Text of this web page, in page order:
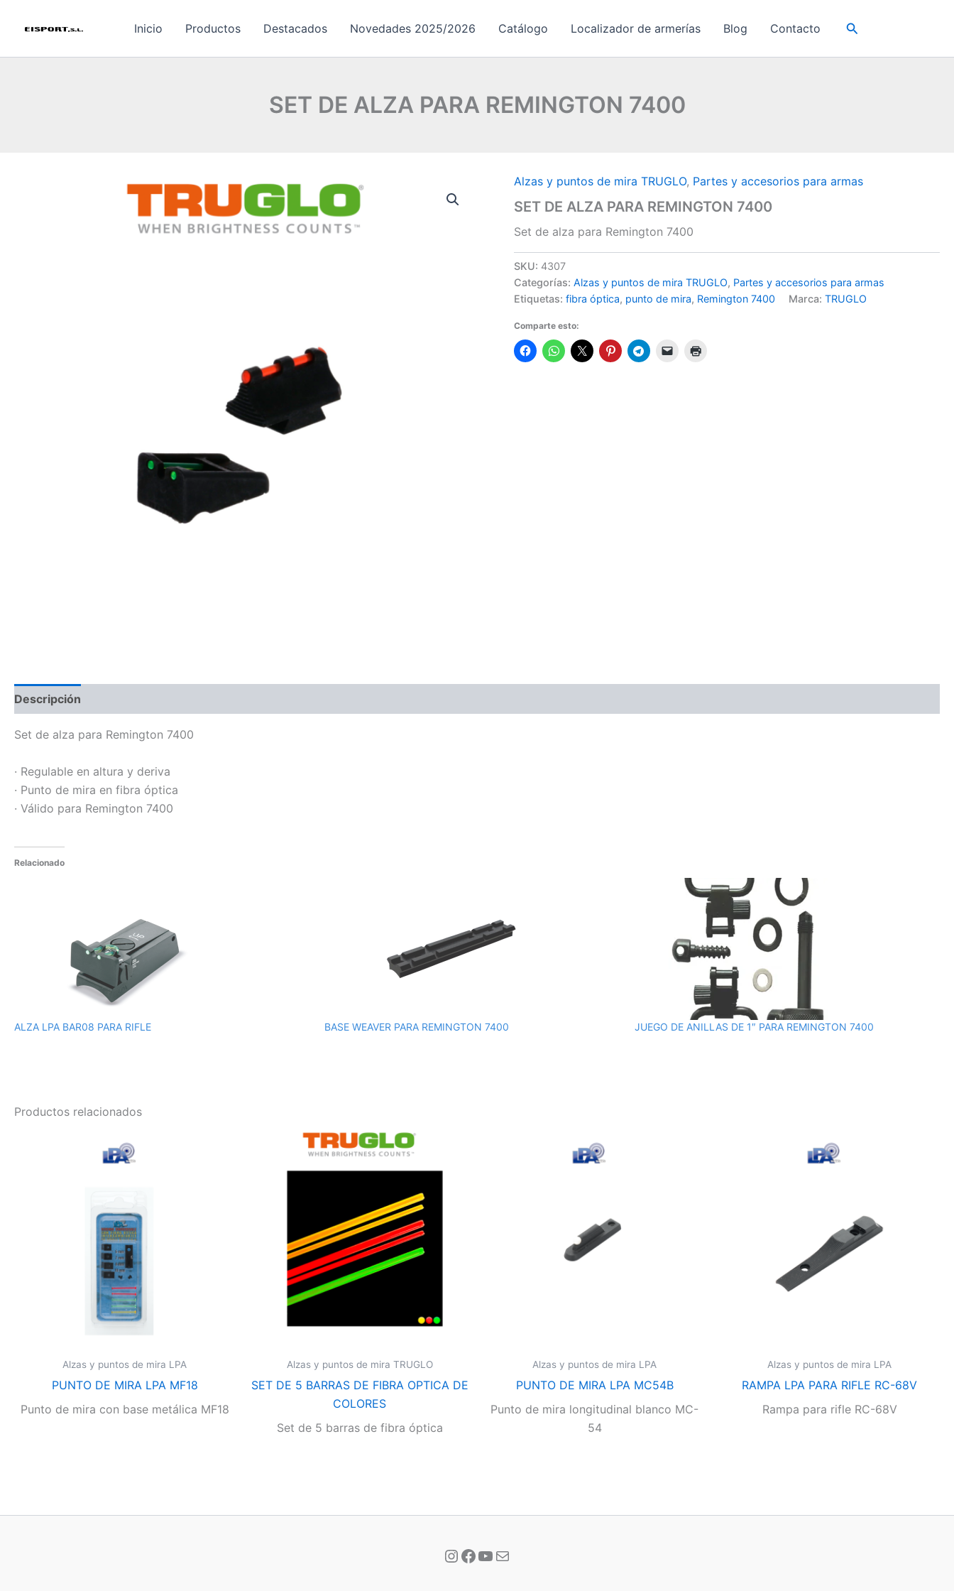
Inicio Productos Destacados Novedades 2025/2026 Catálogo Localizador de armerías Blog Contacto Buscar
SET DE ALZA PARA REMINGTON 7400
Alzas y puntos de mira TRUGLO, Partes y accesorios para armas
SET DE ALZA PARA REMINGTON 7400
Set de alza para Remington 7400
SKU: 4307
Categorías:Alzas y puntos de mira TRUGLO, Partes y accesorios para armas
Etiquetas:fibra óptica, punto de mira, Remington 7400 Marca:TRUGLO
Comparte esto:
Descripción
Set de alza para Remington 7400
· Regulable en altura y deriva
· Punto de mira en fibra óptica
· Válido para Remington 7400
Relacionado
ALZA LPA BAR08 PARA RIFLE BASE WEAVER PARA REMINGTON 7400 JUEGO DE ANILLAS DE 1″ PARA REMINGTON 7400
Productos relacionados
Alzas y puntos de mira LPA
PUNTO DE MIRA LPA MF18
Punto de mira con base metálica MF18
Alzas y puntos de mira TRUGLO
SET DE 5 BARRAS DE FIBRA OPTICA DE
COLORES
Set de 5 barras de fibra óptica
Alzas y puntos de mira LPA
PUNTO DE MIRA LPA MC54B
Punto de mira longitudinal blanco MC-
54
Alzas y puntos de mira LPA
RAMPA LPA PARA RIFLE RC-68V
Rampa para rifle RC-68V
Instagram
Facebook
YouTube
Correo electrónico